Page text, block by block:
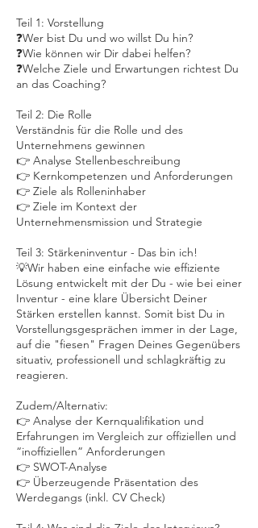
Teil 1: Vorstellung
❓Wer bist Du und wo willst Du hin?
❓Wie können wir Dir dabei helfen?
❓Welche Ziele und Erwartungen richtest Du
an das Coaching?
Teil 2: Die Rolle
Verständnis für die Rolle und des
Unternehmens gewinnen
👉 Analyse Stellenbeschreibung
👉 Kernkompetenzen und Anforderungen
👉 Ziele als Rolleninhaber
👉 Ziele im Kontext der
Unternehmensmission und Strategie
Teil 3: Stärkeninventur - Das bin ich!
💡Wir haben eine einfache wie effiziente
Lösung entwickelt mit der Du - wie bei einer
Inventur - eine klare Übersicht Deiner
Stärken erstellen kannst. Somit bist Du in
Vorstellungsgesprächen immer in der Lage,
auf die "fiesen" Fragen Deines Gegenübers
situativ, professionell und schlagkräftig zu
reagieren.
Zudem/Alternativ:
👉 Analyse der Kernqualifikation und
Erfahrungen im Vergleich zur offiziellen und
“inoffiziellen” Anforderungen
👉 SWOT-Analyse
👉 Überzeugende Präsentation des
Werdegangs (inkl. CV Check)